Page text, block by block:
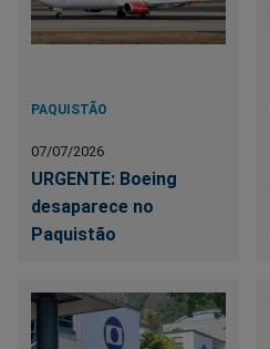
PAQUISTÃO
07/07/2026
URGENTE: Boeing
desaparece no
Paquistão